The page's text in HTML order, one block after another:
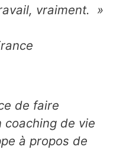
vraiment. »
de faire
coaching de vie
à propos de